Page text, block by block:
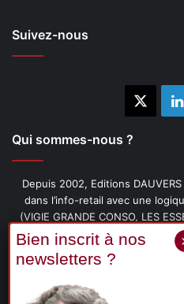
Suivez-nous
Qui sommes-nous ?
Depuis 2002, Editions
dans l’info-retail avec une
(VIGIE GRANDE CONSO, LES
livres (PENSER-CLIENT, IMAGE-
PRÉFÉRÉ DE VOS
PROMOFLASH, DRIVE
CONSO), podcasts (CAFÉ
vous êtes, ainsi que les fils